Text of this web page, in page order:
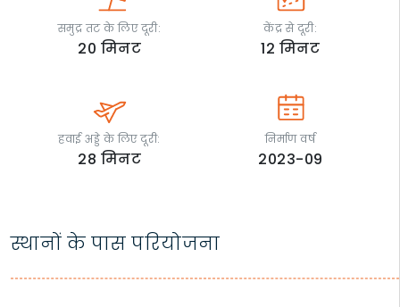
समुद्र तट के लिए दूरी:
20 मिनट
केंद्र से दूरी:
12 मिनट
हवाई अड्डे के लिए दूरी:
28 मिनट
निर्माण वर्ष
2023-09
स्थानों के पास परियोजना